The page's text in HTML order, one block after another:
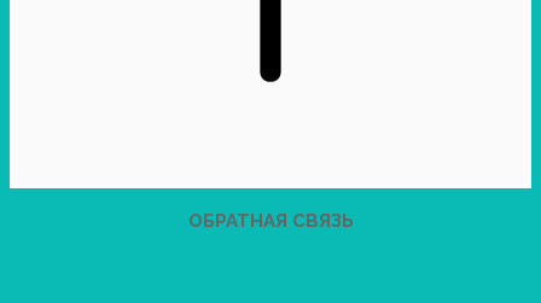
ОБРАТНАЯ СВЯЗЬ